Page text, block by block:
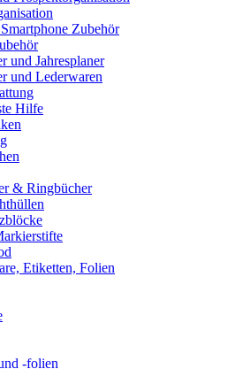
Zubehör
und Jahresplaner
und Lederwaren
Hilfe
& Ringbücher
Etiketten, Folien
-folien